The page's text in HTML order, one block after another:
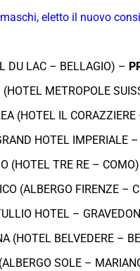
eletto il nuovo
DU LAC – BELLAGIO) –
(HOTEL METROPOLE
(HOTEL IL
HOTEL IMPERIALE
(HOTEL TRE RE – COMO)
(ALBERGO FIRENZE –
HOTEL –
(HOTEL BELVEDERE –
SOLE –